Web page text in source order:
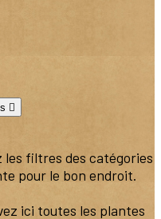

les filtres des catégories
pour le bon endroit.
ici toutes les plantes